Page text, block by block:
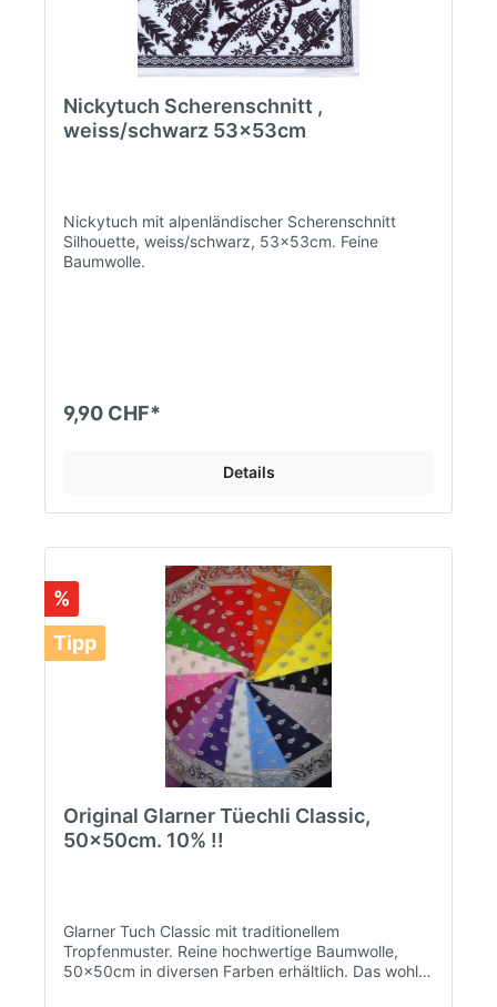
Nickytuch Scherenschnitt ,
weiss/schwarz 53x53cm
Nickytuch mit alpenländischer Scherenschnitt
Silhouette, weiss/schwarz, 53x53cm. Feine
Baumwolle.
9,90 CHF*
Details
%
Tipp
Original Glarner Tüechli Classic,
50x50cm. 10% !!
Glarner Tuch Classic mit traditionellem
Tropfenmuster. Reine hochwertige Baumwolle,
50x50cm in diversen Farben erhältlich. Das wohl